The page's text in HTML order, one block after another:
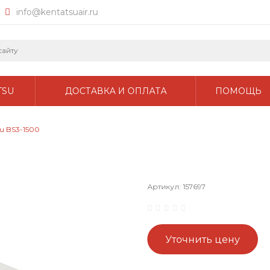
info@kentatsuair.ru
ДОСТАВКА И ОПЛАТА ПОМОЩЬ
BS3-1500
Артикул: 157697
Уточнить цену